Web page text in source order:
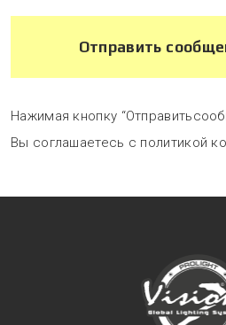
Отправить
Нажимая кнопку
Вы соглашаетесь с политикой